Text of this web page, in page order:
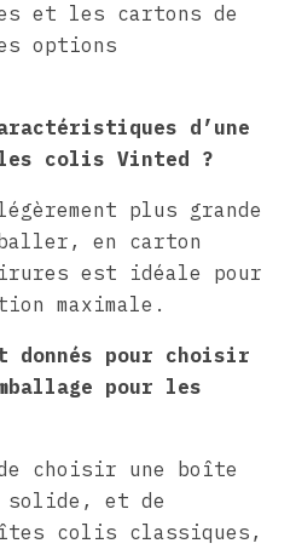
et les cartons de
options
d’une
colis Vinted ?
plus grande
en carton
est idéale pour
maximale.
donnés pour choisir
pour les
choisir une boîte
et de
colis classiques,